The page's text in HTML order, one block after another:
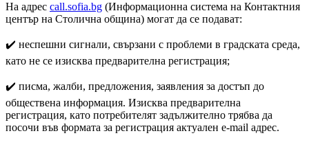
На адрес call.sofia.bg (Информационна система на Контактния
център на Столична община) могат да се подават:
✔️ неспешни сигнали, свързани с проблеми в градската среда,
като не се изисква предварителна регистрация;
✔️ писма, жалби, предложения, заявления за достъп до
обществена информация. Изисква предварителна
регистрация, като потребителят задължително трябва да
посочи във формата за регистрация актуален e-mail адрес.